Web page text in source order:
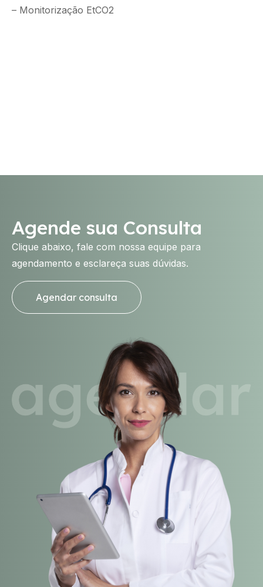
– Monitorização EtCO2
Agende sua Consulta
Clique abaixo, fale com nossa equipe para
agendamento e esclareça suas dúvidas.
Agendar consulta